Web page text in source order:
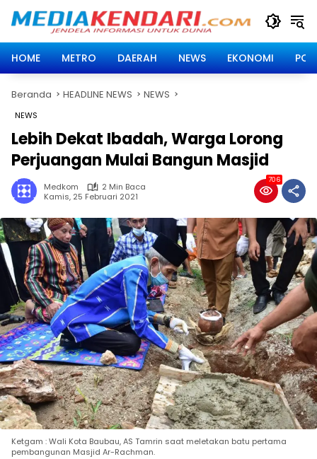
HOME
METRO DAERAH NEWS EKONOMI
Beranda HEADLINE NEWS NEWS
NEWS
Lebih Dekat Ibadah, Warga Lorong
Perjuangan Mulai Bangun Masjid
Medkom
2 Min Baca
Kamis, 25 Februari 2021
706
Ketgam : Wali Kota Baubau, AS Tamrin saat meletakan batu pertama
pembangunan Masjid Ar-Rachman.